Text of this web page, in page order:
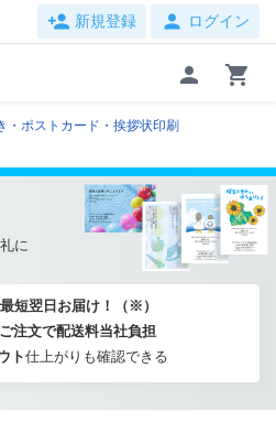
person_add 新規登録 person ログイン
person shopping_cart
・ポストカード・挨拶状印刷
に
短翌日お届け！（※）
注文で配送料当社負担
ト仕上がりも確認できる